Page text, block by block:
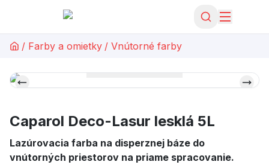
/ Farby a omietky / Vnútorné farby
Caparol Deco-Lasur lesklá 5L
Lazúrovacia farba na disperznej báze do
vnútorných priestorov na priame spracovanie.